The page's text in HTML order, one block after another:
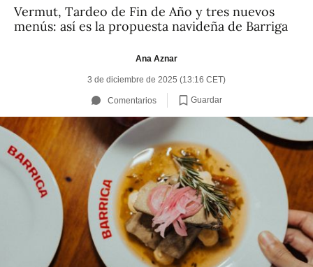
Vermut, Tardeo de Fin de Año y tres nuevos
menús: así es la propuesta navideña de Barriga
Ana Aznar
3 de diciembre de 2025 (13:16 CET)
Comentarios Guardar